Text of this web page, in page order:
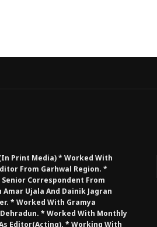
(in Print Media) * Worked With
From Garhwal Region. *
Correspondent From
Ujala And Dainik Jagran
* Worked With Gramya
* Worked With Monthly
As Editor(Acting). * Working With